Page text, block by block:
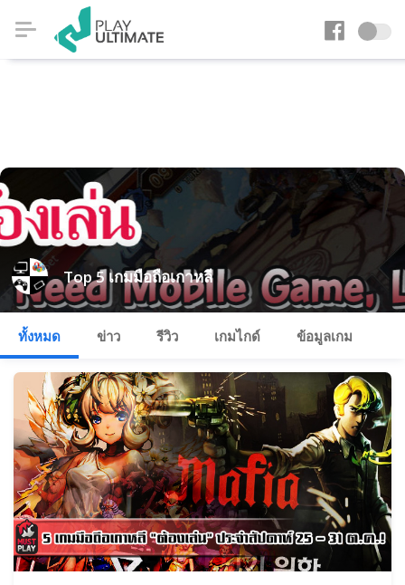
Top 5 เกมมือถือเกาหลี
ทั้งหมด ข่าว รีวิว เกมไกด์ ข้อมูลเกม